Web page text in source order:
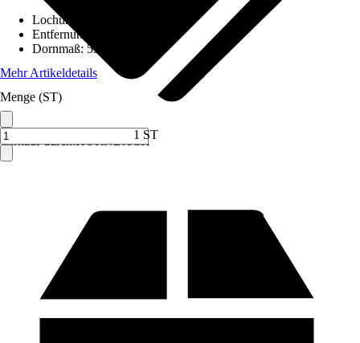
Verkauf durch:HORNBACH
Lochung
Entfernung
Dornmaß: 55 mm
Mehr Artikeldetails
Menge (ST)
1 ST